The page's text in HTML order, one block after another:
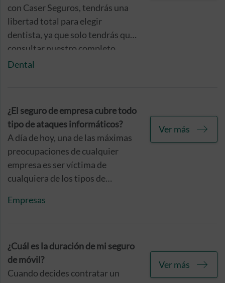
con Caser Seguros, tendrás una
libertad total para elegir
dentista, ya que solo tendrás que
consultar nuestro completo
cuadro médico y seleccionar
Dental
¿El seguro de empresa cubre todo
tipo de ataques informáticos?
A día de hoy, una de las máximas
preocupaciones de cualquier
empresa es ser víctima de
cualquiera de los tipos de
del día. De ahí que en Caser
contra ellos, ¡te contamos todo lo
que nuestras barreras
informáticas pueden hacer por tu
Empresas
Ver más
¿Cuál es la duración de mi seguro
de móvil?
Cuando decides contratar un
Ver más